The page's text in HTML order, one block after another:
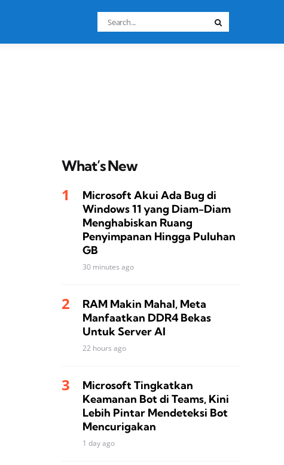
Search
for:
What’s New
Microsoft Akui Ada Bug di
Windows 11 yang Diam-Diam
Menghabiskan Ruang
Penyimpanan Hingga Puluhan
GB
30 minutes ago
RAM Makin Mahal, Meta
Manfaatkan DDR4 Bekas
Untuk Server AI
22 hours ago
Microsoft Tingkatkan
Keamanan Bot di Teams, Kini
Lebih Pintar Mendeteksi Bot
Mencurigakan
1 day ago